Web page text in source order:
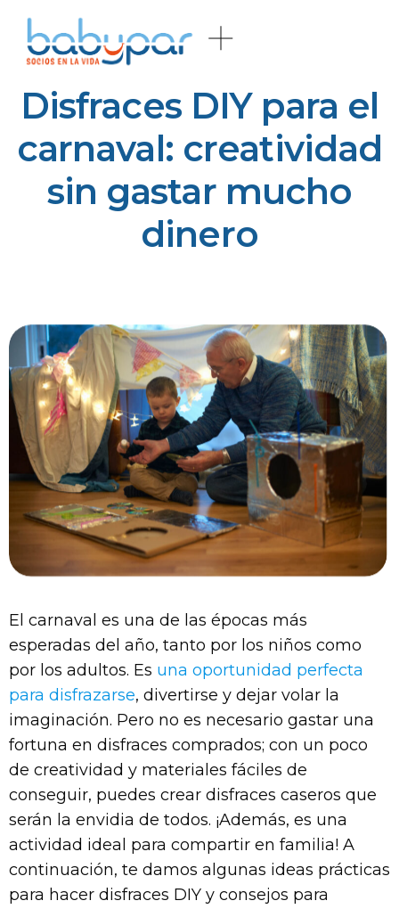
Disfraces DIY para el
carnaval: creatividad
sin gastar mucho
dinero
El carnaval es una de las épocas más
esperadas del año, tanto por los niños como
por los adultos. Es una oportunidad perfecta
para disfrazarse, divertirse y dejar volar la
imaginación. Pero no es necesario gastar una
fortuna en disfraces comprados; con un poco
de creatividad y materiales fáciles de
conseguir, puedes crear disfraces caseros que
serán la envidia de todos. ¡Además, es una
actividad ideal para compartir en familia! A
continuación, te damos algunas ideas prácticas
para hacer disfraces DIY y consejos para